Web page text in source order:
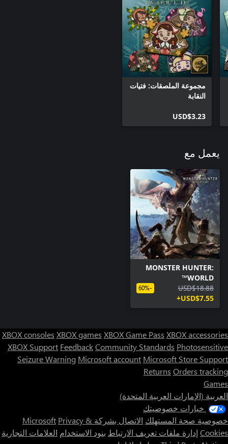
مجموعة الملصقات: فتيات
النقابة
USD$3.23
يعمل مع
MONSTER HUNTER:
WORLD™
USD$18.88
USD$7.55+
-60%
XBOX consoles XBOX games XBOX Game Pass XBOX accessories
XBOX Support FeedbackCommunity Standards Photosensitive
Seizure Warning Microsoft account Microsoft Store Support
Returns Orders tracking
Games
العربية (الإمارات العربية المتحدة)
خيارات خصوصيتك
خصوصية صحة المستهلك الاتصال بشركة Microsoft Privacy &
Cookies إدارة ملفات تعريف الارتباط بنود الاستخدام العلامات التجارية